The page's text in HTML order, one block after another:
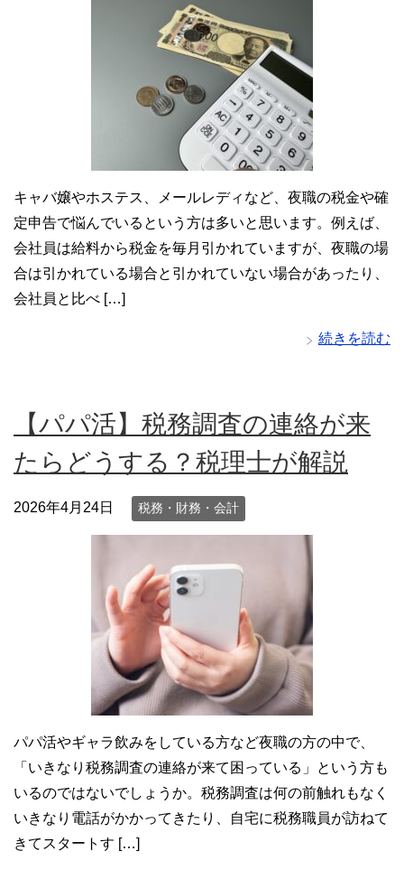
キャバ嬢やホステス、メールレディなど、夜職の税金や確
定申告で悩んでいるという方は多いと思います。例えば、
会社員は給料から税金を毎月引かれていますが、夜職の場
合は引かれている場合と引かれていない場合があったり、
会社員と比べ […]
続きを読む
【パパ活】税務調査の連絡が来
たらどうする？税理士が解説
2026年4月24日 税務・財務・会計
パパ活やギャラ飲みをしている方など夜職の方の中で、
「いきなり税務調査の連絡が来て困っている」という方も
いるのではないでしょうか。税務調査は何の前触れもなく
いきなり電話がかかってきたり、自宅に税務職員が訪ねて
きてスタートす […]